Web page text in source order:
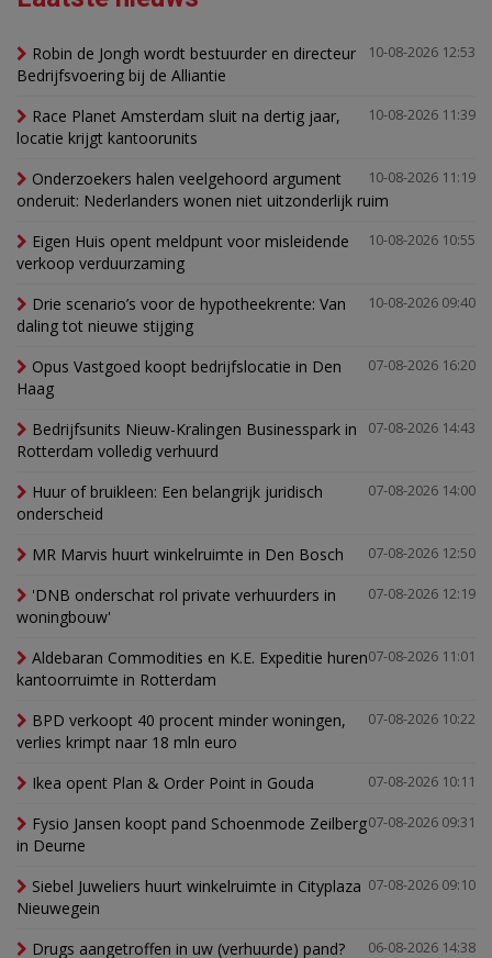
10-08-2026 12:53
Robin de Jongh wordt bestuurder en directeur
Bedrijfsvoering bij de Alliantie
10-08-2026 11:39
Race Planet Amsterdam sluit na dertig jaar,
locatie krijgt kantoorunits
10-08-2026 11:19
Onderzoekers halen veelgehoord argument
onderuit: Nederlanders wonen niet uitzonderlijk ruim
10-08-2026 10:55
Eigen Huis opent meldpunt voor misleidende
verkoop verduurzaming
10-08-2026 09:40
Drie scenario’s voor de hypotheekrente: Van
daling tot nieuwe stijging
07-08-2026 16:20
Opus Vastgoed koopt bedrijfslocatie in Den
Haag
07-08-2026 14:43
Bedrijfsunits Nieuw-Kralingen Businesspark in
Rotterdam volledig verhuurd
07-08-2026 14:00
Huur of bruikleen: Een belangrijk juridisch
onderscheid
07-08-2026 12:50
MR Marvis huurt winkelruimte in Den Bosch
07-08-2026 12:19
'DNB onderschat rol private verhuurders in
woningbouw'
07-08-2026 11:01
Aldebaran Commodities en K.E. Expeditie huren
kantoorruimte in Rotterdam
07-08-2026 10:22
BPD verkoopt 40 procent minder woningen,
verlies krimpt naar 18 mln euro
07-08-2026 10:11
Ikea opent Plan & Order Point in Gouda
07-08-2026 09:31
Fysio Jansen koopt pand Schoenmode Zeilberg
in Deurne
07-08-2026 09:10
Siebel Juweliers huurt winkelruimte in Cityplaza
Nieuwegein
06-08-2026 14:38
Drugs aangetroffen in uw (verhuurde) pand?